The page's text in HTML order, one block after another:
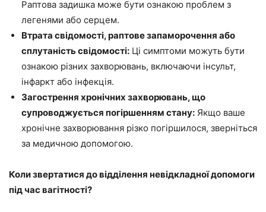
Раптова задишка може бути ознакою проблем з
легенями або серцем.
Втрата свідомості, раптове запаморочення або
сплутаність свідомості: Ці симптоми можуть бути
ознакою різних захворювань, включаючи інсульт,
інфаркт або інфекція.
Загострення хронічних захворювань, що
супроводжується погіршенням стану: Якщо ваше
хронічне захворювання різко погіршилося, зверніться
за медичною допомогою.
Коли звертатися до відділення невідкладної допомоги
під час вагітності?